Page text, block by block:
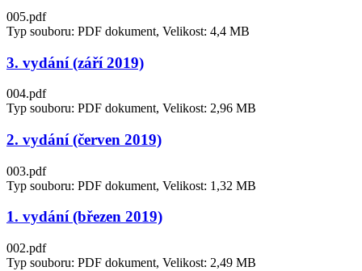
005.pdf
Typ souboru: PDF dokument, Velikost: 4,4 MB
3. vydání (září 2019)
004.pdf
Typ souboru: PDF dokument, Velikost: 2,96 MB
2. vydání (červen 2019)
003.pdf
Typ souboru: PDF dokument, Velikost: 1,32 MB
1. vydání (březen 2019)
002.pdf
Typ souboru: PDF dokument, Velikost: 2,49 MB